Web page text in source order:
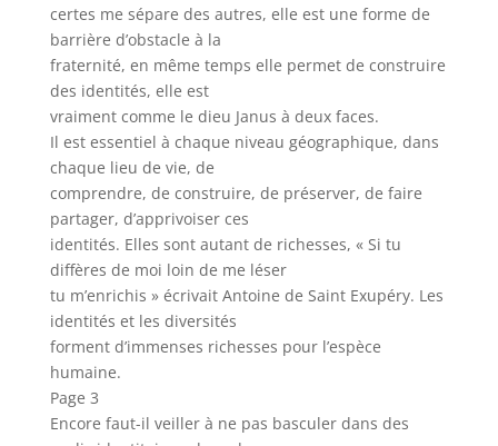
certes me sépare des autres, elle est une forme de
barrière d’obstacle à la
fraternité, en même temps elle permet de construire
des identités, elle est
vraiment comme le dieu Janus à deux faces.
Il est essentiel à chaque niveau géographique, dans
chaque lieu de vie, de
comprendre, de construire, de préserver, de faire
partager, d’apprivoiser ces
identités. Elles sont autant de richesses, « Si tu
diffères de moi loin de me léser
tu m’enrichis » écrivait Antoine de Saint Exupéry. Les
identités et les diversités
forment d’immenses richesses pour l’espèce
humaine.
Page 3
Encore faut-il veiller à ne pas basculer dans des